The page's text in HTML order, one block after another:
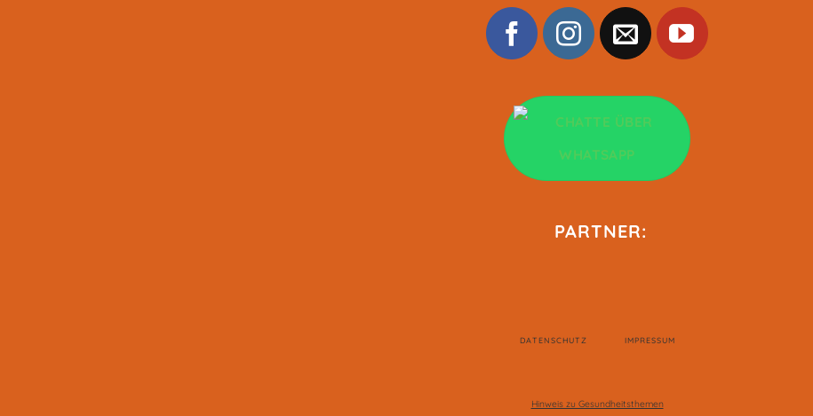
PARTNER:
DATENSCHUTZ IMPRESSUM
Hinweis zu Gesundheitsthemen